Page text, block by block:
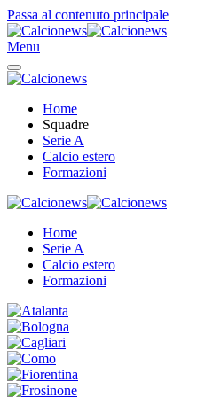
Passa al contenuto principale
Menu
Home
Squadre
Serie A
Calcio estero
Formazioni
Home
Serie A
Calcio estero
Formazioni